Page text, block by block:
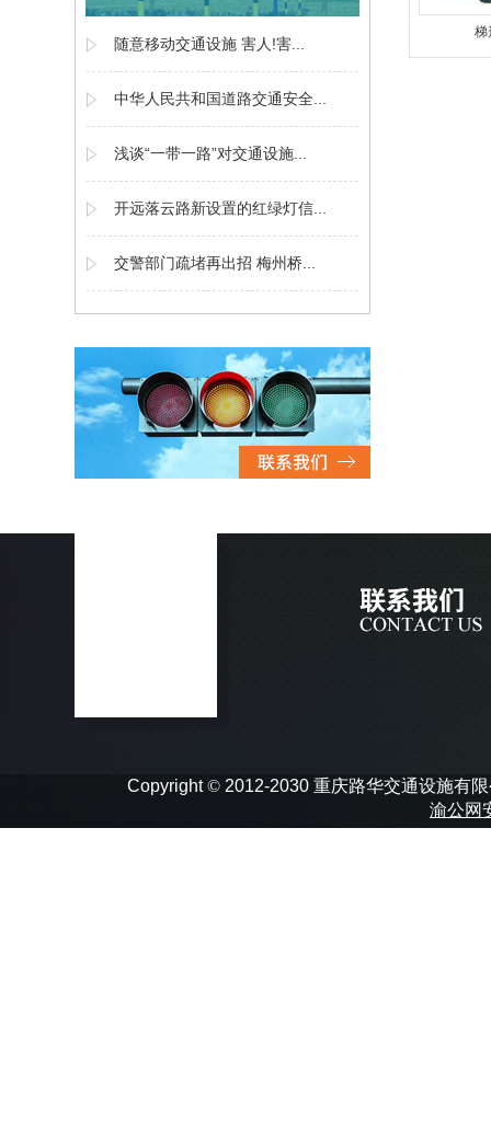
随意移动交通设施 害人!害...
中华人民共和国道路交通安全...
浅谈“一带一路”对交通设施...
开远落云路新设置的红绿灯信...
交警部门疏堵再出招 梅州桥...
梯
Copyright© 2012-2030 重庆路华交通设施有
渝公网